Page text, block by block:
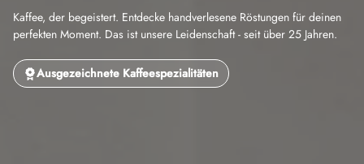
Kaffee, der begeistert. Entdecke handverlesene Röstungen für deinen
perfekten Moment. Das ist unsere Leidenschaft - seit über 25 Jahren.
Ausgezeichnete Kaffeespezialitäten